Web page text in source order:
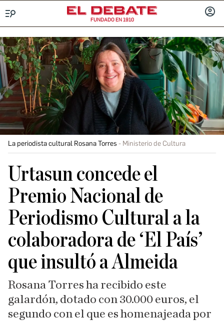
FUNDADO EN 1910
La periodista cultural Rosana Torres Ministerio de Cultura
Urtasun concede el
Premio Nacional de
Periodismo Cultural a la
colaboradora de ‘El País’
que insultó a Almeida
Rosana Torres ha recibido este
galardón, dotado con 30.000 euros, el
segundo con el que es homenajeada por